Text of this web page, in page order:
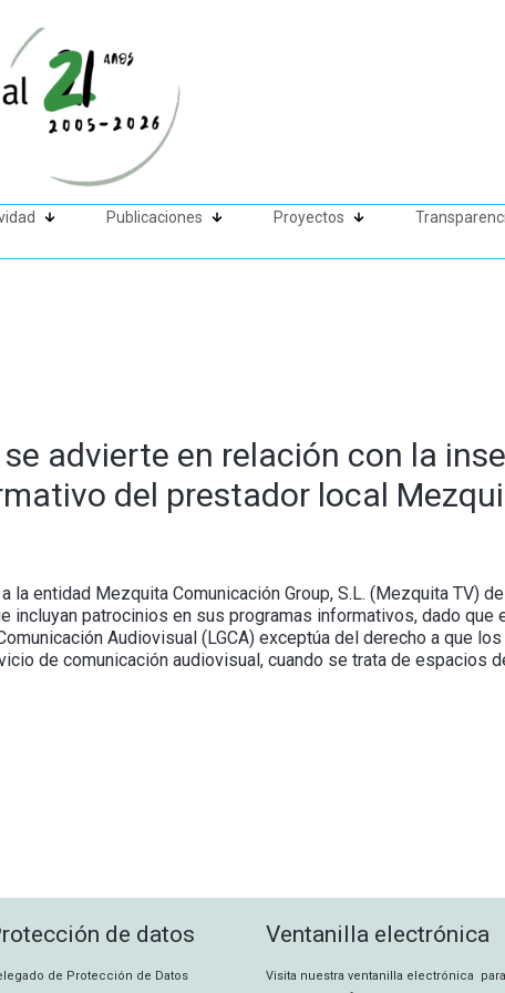
Publicaciones Proyectos
advierte en relación con la
del prestador local
la entidad Mezquita Comunicación Group, S.L. (Mezquita TV)
incluyan patrocinios en sus programas informativos, dado que
Audiovisual (LGCA) exceptúa del derecho a que
de comunicación audiovisual, cuando se trata de espacios
de datos
de Protección de Datos
Ventanilla electrónica
Visita nuestra ventanilla electrónica para